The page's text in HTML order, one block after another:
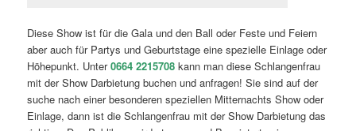
Diese Show ist für die Gala und den Ball oder Feste und Feiern
aber auch für Partys und Geburtstage eine spezielle Einlage oder
Höhepunkt. Unter0664 2215708 kann man diese Schlangenfrau
mit der Show Darbietung buchen und anfragen! Sie sind auf der
suche nach einer besonderen speziellen Mitternachts Show oder
Einlage, dann ist die Schlangenfrau mit der Show Darbietung das